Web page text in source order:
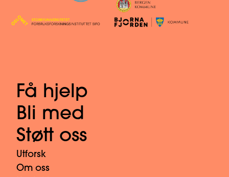
Få hjelp
Bli med
Støtt oss
Utforsk
Om oss